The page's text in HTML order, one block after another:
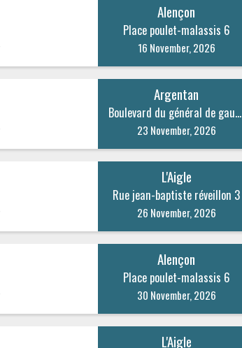
Alençon
Place poulet-malassis 6
16 November, 2026
Argentan
Boulevard du général de gaulle 22
23 November, 2026
L'Aigle
Rue jean-baptiste réveillon 3
26 November, 2026
Alençon
Place poulet-malassis 6
30 November, 2026
L'Aigle